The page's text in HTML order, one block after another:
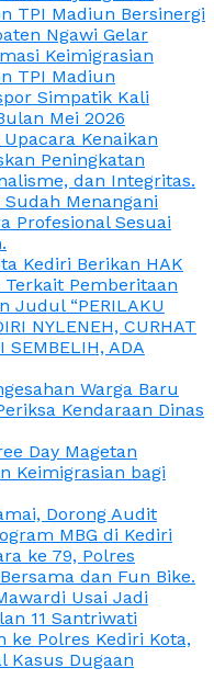
TPI Madiun Bersinergi
Ngawi Gelar
Keimigrasian
TPI Madiun
Simpatik Kali
Mei 2026
Kenaikan
Peningkatan
dan Integritas.
Menangani
Profesional Sesuai
Kediri Berikan HAK
Terkait Pemberitaan
Judul “PERILAKU
NYLENEH, CURHAT
SEMBELIH, ADA
Warga Baru
Kendaraan Dinas
Day Magetan
Keimigrasian bagi
Dorong Audit
MBG di Kediri
ke 79, Polres
dan Fun Bike.
Usai Jadi
11 Santriwati
ke Polres Kediri Kota,
Kasus Dugaan